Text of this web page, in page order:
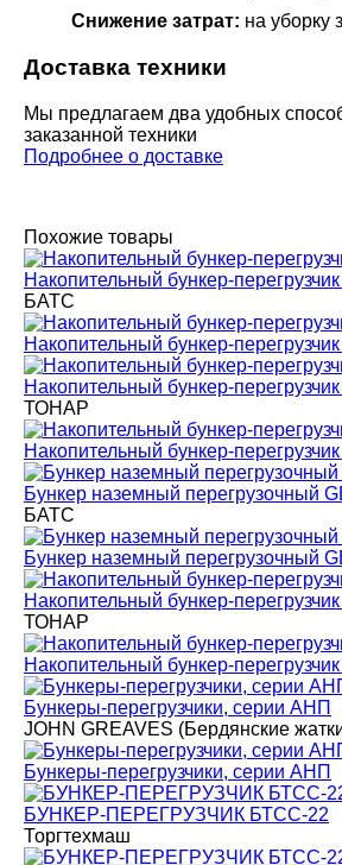
Снижение затрат: на уборку
Доставка техники
Мы предлагаем два удобных
заказанной техники
Подробнее о доставке
Похожие товары
Накопительный бункер-
БАТС
Накопительный бункер-
Накопительный бункер-
ТОНАР
Накопительный бункер-
Бункер наземный перегрузочный
БАТС
Бункер наземный перегрузочный
Накопительный бункер-
ТОНАР
Накопительный бункер-
Бункеры-перегрузчики, серии АНП
JOHN GREAVES (Бердянские
Бункеры-перегрузчики, серии АНП
БУНКЕР-ПЕРЕГРУЗЧИК БТСС-22
Торгтехмаш